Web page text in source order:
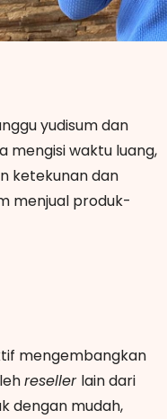
yudisum dan
mengisi waktu luang,
ketekunan dan
menjual produk-
mengembangkan
reseller lain dari
dengan mudah,